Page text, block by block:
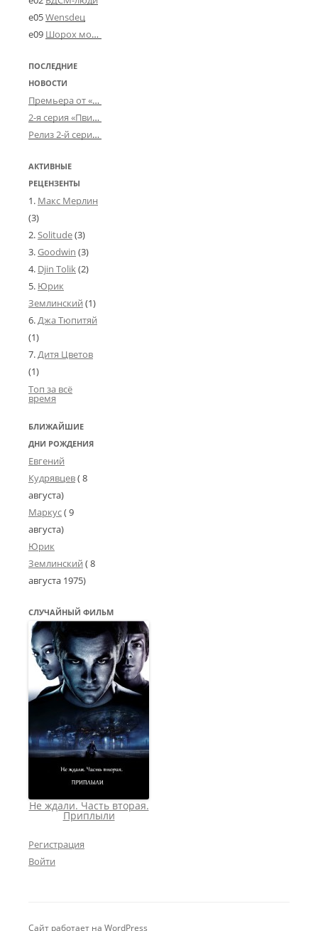
e05Wensdeц
e09 Шорох мозговины
ПОСЛЕДНИЕ
НОВОСТИ
Премьера от «Усталого королевства»: «Игорь начал»
2-я серия «Пвин Тикса» от 2-D
Релиз 2-й серии «БДСМ-людей» от «Аркада Фильм»
АКТИВНЫЕ
РЕЦЕНЗЕНТЫ
Макс Мерлин
(3)
Solitude(3)
Goodwin (3)
Djin Tolik(2)
Юрик
Землинский (1)
Джа Тюпитяй
(1)
Дитя Цветов
(1)
Топ за всё
время
БЛИЖАЙШИЕ
ДНИ РОЖДЕНИЯ
Евгений
Кудрявцев( 8
августа)
Маркус( 9
августа)
Юрик
Землинский (8
августа 1975)
СЛУЧАЙНЫЙ ФИЛЬМ
Не ждали. Часть вторая.
Приплыли
Регистрация
Войти
Сайт работает на WordPress